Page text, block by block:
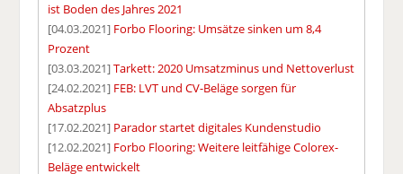
ist Boden des Jahres 2021
[04.03.2021] Forbo Flooring: Umsätze sinken um 8,4
Prozent
[03.03.2021]Tarkett: 2020 Umsatzminus und Nettoverlust
[24.02.2021] FEB: LVT und CV-Beläge sorgen für
Absatzplus
[17.02.2021] Parador startet digitales Kundenstudio
[12.02.2021] Forbo Flooring: Weitere leitfähige Colorex-
Beläge entwickelt